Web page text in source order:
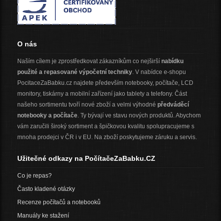
O nás
Naším cílem je zprostředkovat zákazníkům co nejširší nabídku
použité a repasované výpočetní techniky. V nabídce e-shopu
PocitaceZaBabku.cz najdete především notebooky, počítače, LCD
monitory, tiskárny a mobilní zařízení jako tablety a telefony. Část
našeho sortimentu tvoří nové zboží a velmi výhodné předváděcí
notebooky a počítače. Ty bývají ve stavu nových produktů. Abychom
vám zaručili široký sortiment a špičkovou kvalitu spolupracujeme s
mnoha prodejci v ČR i v EU. Na zboží poskytujeme záruku a servis.
Užitečné odkazy na PočítačeZaBabku.CZ
Co je repas?
Často kladené otázky
Recenze počítačů a notebooků
Manuály ke stažení